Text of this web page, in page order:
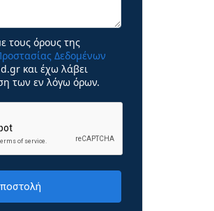
τους όρους της
Δεδομένων
και έχω λάβει
των εν λόγω όρων.